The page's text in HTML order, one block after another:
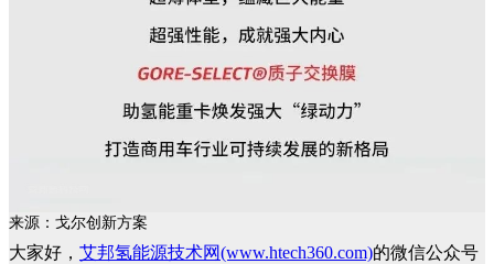
来源：戈尔创新方案
大家好， 艾邦氢能源技术网(www.htech360.com)的微信公众号